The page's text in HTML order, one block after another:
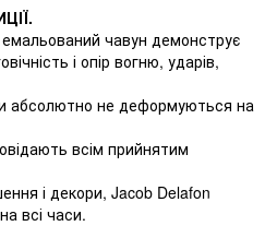
чавун демонструє
і опір вогню, ударів,
абсолютно не деформуються на
всім прийнятим
і декори, Jacob Delafon
всі часи.